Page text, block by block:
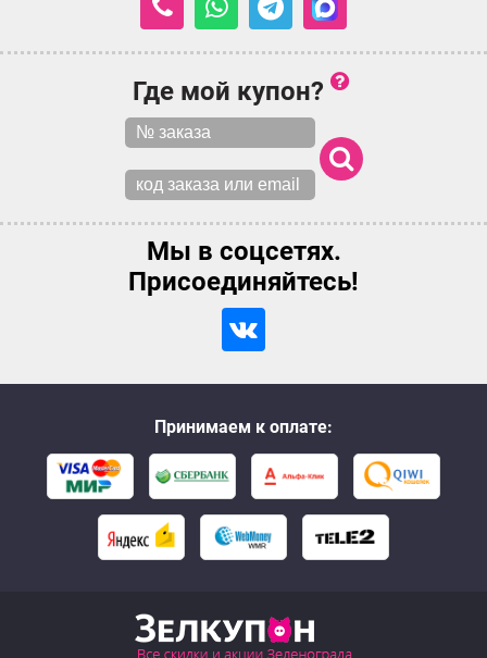
Где мой купон?
Мы в соцсетях.
Присоединяйтесь!
Принимаем к оплате: